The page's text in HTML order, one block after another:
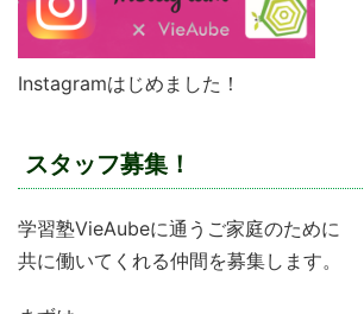
Instagramはじめました！
スタッフ募集！
学習塾VieAubeに通うご家庭のために
共に働いてくれる仲間を募集します。